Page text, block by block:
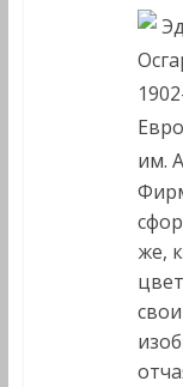
им.
же,